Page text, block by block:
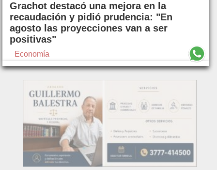
Grachot destacó una mejora en la
recaudación y pidió prudencia: "En
agosto las proyecciones van a ser
positivas"
Economía